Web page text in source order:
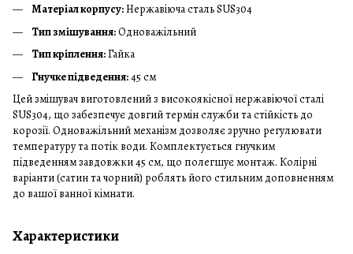
Матеріал корпусу:Нержавіюча сталь SUS304
Тип змішування:Одноважільний
Тип кріплення:Гайка
Гнучке підведення:45 см
Цей змішувач виготовлений з високоякісної нержавіючої сталі
SUS304, що забезпечує довгий термін служби та стійкість до
корозії. Одноважільний механізм дозволяє зручно регулювати
температуру та потік води. Комплектується гнучким
підведенням завдовжки 45 см, що полегшує монтаж. Колірні
варіанти (сатин та чорний) роблять його стильним доповненням
до вашої ванної кімнати.
Характеристики